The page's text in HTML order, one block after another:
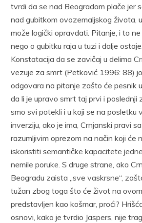
tvrdi da se nad Beogradom plače jer
nad gubitkom ovozemaljskog života,
može logički opravdati. Pitanje, i to
nego o gubitku raja u tuzi i dalje
Konstatacija da se zavičaj u delima
vezuje za smrt (Petković 1996: 88)
odgovara na pitanje zašto će pesnik
da li je upravo smrt taj prvi i poslednji
smo svi potekli i u koji se na posletku
inverziju, ako je ima, Crnjanski pravi
razumljivim oprezom na način koji će
iskoristiti semantičke kapacitete
nemile poruke. S druge strane, ako
Beogradu zaista „sve vaskrsne“,
tužan zbog toga što će život na
predstavljen kao košmar, proći?
osnovi, kako je tvrdio Jaspers, nije